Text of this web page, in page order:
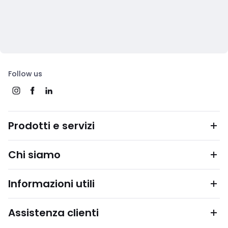
Follow us
Prodotti e servizi
Chi siamo
Informazioni utili
Assistenza clienti